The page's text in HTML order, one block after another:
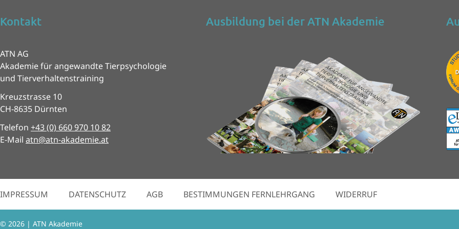
Kontakt
ATN AG
Akademie für angewandte Tierpsychologie
und Tierverhaltenstraining
Kreuzstrasse 10
CH-8635 Dürnten
Telefon +43 (0) 660 970 10 82
E-Mail atn@atn-akademie.at
Ausbildung bei der ATN Akademie
IMPRESSUM DATENSCHUTZ AGB BESTIMMUNGEN FERNLEHRGANG WIDERRUF
© 2026 | ATN Akademie